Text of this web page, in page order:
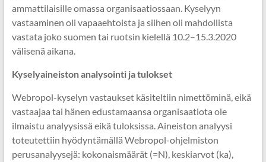
ammattilaisille omassa organisaatiossaan. Kyselyyn
vastaaminen oli vapaaehtoista ja siihen oli mahdollista
vastata joko suomen tai ruotsin kielellä 10.2–15.3.2020
välisenä aikana.
Kyselyaineiston analysointi ja tulokset
Webropol-kyselyn vastaukset käsiteltiin nimettöminä, eikä
vastaajaa tai hänen edustamaansa organisaatiota ole
ilmaistu analyysissä eikä tuloksissa. Aineiston analyysi
toteutettiin hyödyntämällä Webropol-ohjelmiston
perusanalyysejä: kokonaismäärät (=N), keskiarvot (ka),